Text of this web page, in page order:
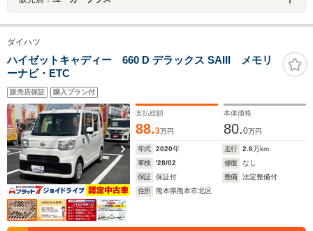
ダイハツ
ハイゼットキャディー 660 D デラックス SAIII メモリ
ーナビ・ETC
販売店保証 購入プラン付
支払総額
88.3万円
本体価格
80.0万円
年式 2020年 走行 2.6万km
車検
'28/02 修復
なし
保証
保証付 整備
法定整備付
住所
熊本県熊本市北区